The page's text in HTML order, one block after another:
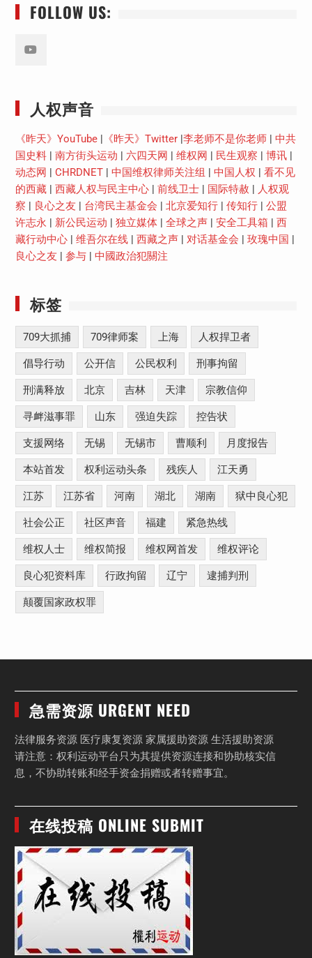
FOLLOW US:
人权声音
《昨天》YouTube| 《昨天》Twitter| 李老师不是你老师| 中共
国史料| 南方街头运动 六四天网 维权网 民生观察 博讯|
动态网
CHRDNET| 中国维权律师关注组 中国人权
看不见
的西藏| 西藏人权与民主中心| 前线卫士| 国际特赦
人权观
察
良心之友 台湾民主基金会 北京爱知行| 传知行| 公盟
许志永
新公民运动 独立媒体| 全球之声| 安全工具箱
西
藏行动中心| 维吾尔在线| 西藏之声| 对话基金会 玫瑰中国
良心之友
参与| 中國政治犯關注
标签
709大抓捕 709律师案 上海 人权捍卫者
倡导行动 公开信 公民权利 刑事拘留
刑满释放 北京 吉林 天津 宗教信仰
寻衅滋事罪 山东 强迫失踪 控告状
支援网络 无锡 无锡市 曹顺利 月度报告
本站首发 权利运动头条 残疾人 江天勇
江苏 江苏省 河南 湖北 湖南 狱中良心犯
社会公正 社区声音 福建 紧急热线
维权人士 维权简报 维权网首发 维权评论
良心犯资料库 行政拘留 辽宁 逮捕判刑
颠覆国家政权罪
急需资源 URGENT NEED
法律服务资源 医疗康复资源 家属援助资源 生活援助资源
请注意：权利运动平台只为其提供资源连接和协助核实信
息，不协助转账和经手资金捐赠或者转赠事宜。
在线投稿 ONLINE SUBMIT